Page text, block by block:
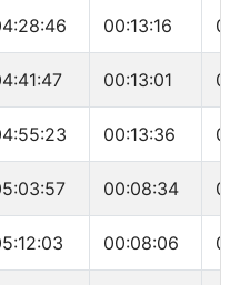
00:13:16
00:13:01
00:13:36
00:08:34
00:08:06